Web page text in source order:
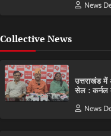
News
Collective News
उत्तराखंड में
सेल : कर्नल
News